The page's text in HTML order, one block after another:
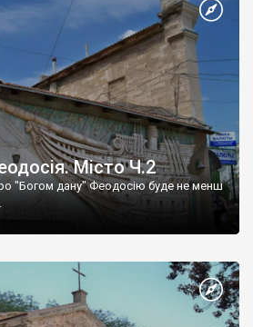
Місто Ч.2
"Богом дану" Феодосію буде не менш